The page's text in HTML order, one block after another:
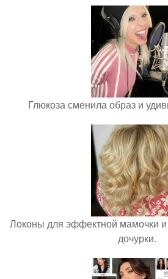
Глюкоза сменила образ и
Локоны для эффектной мамочки
дочурки.